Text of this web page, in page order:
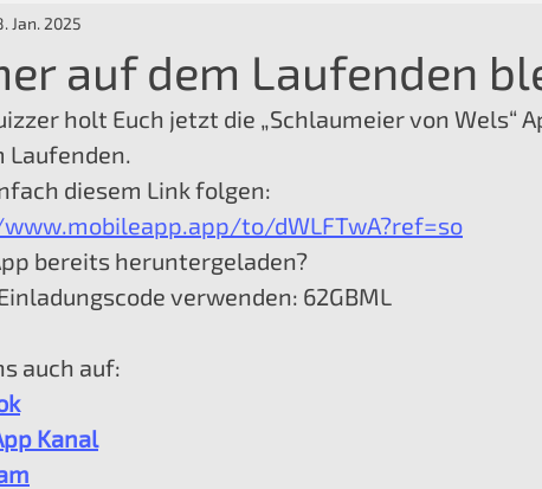
auf dem Laufenden
Jan. 2025
holt Euch jetzt die „Schlaumeier von Wels“
Laufenden.
diesem Link folgen:
to/dWLFTwA?ref=so
bereits heruntergeladen?
verwenden: 62GBML
auch auf:
Kanal